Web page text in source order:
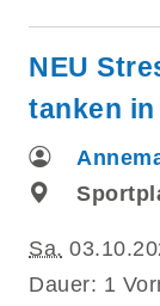
NEU
tanken
Sa.
Dauer: 1